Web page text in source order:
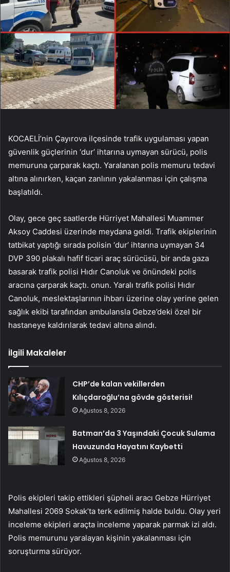
KOCAELİ’nin Çayırova ilçesinde trafik uygulaması yapan
güvenlik güçlerinin ‘dur’ ihtarına uymayan sürücü, polis
memuruna çarparak kaçtı. Yaralanan polis memuru tedavi
altına alınırken, kaçan zanlının yakalanması için çalışma
başlatıldı.
Olay, gece geç saatlerde Hürriyet Mahallesi Muammer
Aksoy Caddesi üzerinde meydana geldi. Trafik ekiplerinin
tatbikat yaptığı sırada polisin ‘dur’ ihtarına uymayan 34
DVP 390 plakalı hafif ticari araç sürücüsü, bir anda gaza
basarak trafik polisi Hıdır Canoluk ve önündeki polis
aracına çarparak kaçtı. onun. Yaralı trafik polisi Hıdır
Canoluk, meslektaşlarının ihbarı üzerine olay yerine gelen
sağlık ekibi tarafından ambulansla Gebze’deki özel bir
hastaneye kaldırılarak tedavi altına alındı.
İlgili Makaleler
CHP’de kalan vekillerden
Kılıçdaroğlu’na gövde gösterisi!
Ağustos 8, 2026
Batman’da 3 Yaşındaki Çocuk Sulama
Havuzunda Hayatını Kaybetti
Ağustos 8, 2026
Polis ekipleri takip ettikleri şüpheli aracı Gebze Hürriyet
Mahallesi 2069 Sokak’ta terk edilmiş halde buldu. Olay yeri
inceleme ekipleri araçta inceleme yaparak parmak izi aldı.
Polis memurunu yaralayan kişinin yakalanması için
soruşturma sürüyor.